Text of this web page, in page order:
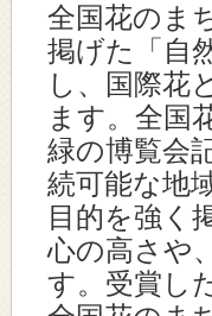
全国花のま
掲げた「自
し、国際花
ます。全国
緑の博覧会
続可能な地
目的を強く
心の高さや
す。受賞し